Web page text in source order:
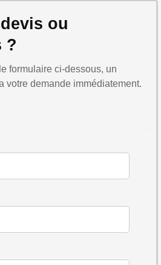
ou
?
formulaire ci-dessous, un
votre demande immédiatement.